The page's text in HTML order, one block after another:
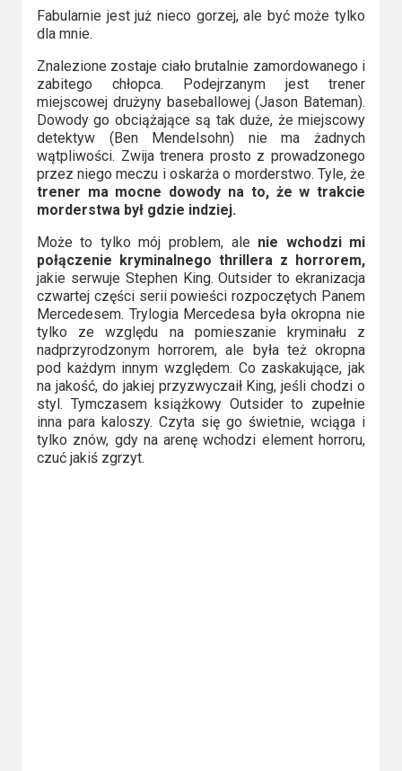
2022
2021
2020
2019
2018
2016
2017
2015
2014
Fabularnie jest już nieco gorzej, ale być może tylko
dla mnie.
Znalezione zostaje ciało brutalnie zamordowanego i
zabitego chłopca. Podejrzanym jest trener
miejscowej drużyny baseballowej (Jason Bateman).
Dowody go obciążające są tak duże, że miejscowy
detektyw (Ben Mendelsohn) nie ma żadnych
wątpliwości. Zwija trenera prosto z prowadzonego
przez niego meczu i oskarża o morderstwo. Tyle, że
trener ma mocne dowody na to, że w trakcie
morderstwa był gdzie indziej.
Może to tylko mój problem, ale nie wchodzi mi
połączenie kryminalnego thrillera z horrorem,
jakie serwuje Stephen King. Outsider to ekranizacja
czwartej części serii powieści rozpoczętych Panem
Mercedesem. Trylogia Mercedesa była okropna nie
tylko ze względu na pomieszanie kryminału z
nadprzyrodzonym horrorem, ale była też okropna
pod każdym innym względem. Co zaskakujące, jak
na jakość, do jakiej przyzwyczaił King, jeśli chodzi o
styl. Tymczasem książkowy Outsider to zupełnie
inna para kaloszy. Czyta się go świetnie, wciąga i
tylko znów, gdy na arenę wchodzi element horroru,
czuć jakiś zgrzyt.